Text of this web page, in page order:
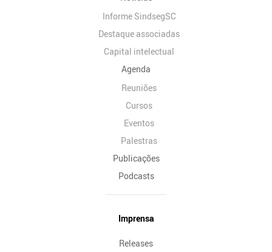
Informe SindsegSC
Destaque associadas
Capital intelectual
Agenda
Reuniões
Cursos
Eventos
Palestras
Publicações
Podcasts
Imprensa
Releases